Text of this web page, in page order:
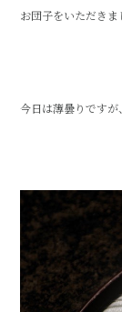
お団子をいただきま
今日は薄曇りですが